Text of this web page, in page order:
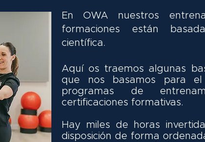
En OWA nuestros
formaciones están
científica.
Aquí os traemos algunas
que nos basamos para
programas de
certificaciones formativas.
Hay miles de horas
disposición de forma